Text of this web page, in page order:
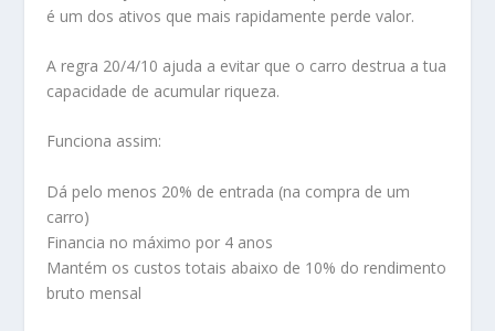
é um dos ativos que mais rapidamente perde valor.
A regra 20/4/10 ajuda a evitar que o carro destrua a tua
capacidade de acumular riqueza.
Funciona assim:
Dá pelo menos 20% de entrada (na compra de um
carro)
Financia no máximo por 4 anos
Mantém os custos totais abaixo de 10% do rendimento
bruto mensal